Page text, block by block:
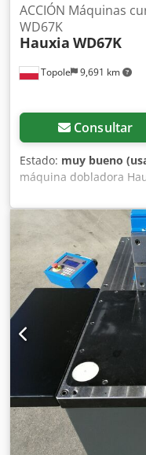
Topole 9,691 km
ACCIÓN Máquinas
WD67K
Hauxia WD67K
Consultar
Estado: muy bueno
máquina dobladora
demostración que se
prototipos en nuestro
de funcionamiento.
sus herramientas.
Datos técnicos:
de doblado: 1600 mm
Carrera (eje Y): 150
mesa: 120 mm
rápida: 150 mm/s
mm/s Eje de control (8 +
Potencia: 5,5 kW
Manual de
19.000 € Es posible
Ubicación: 89-600
contacto con nosotros.